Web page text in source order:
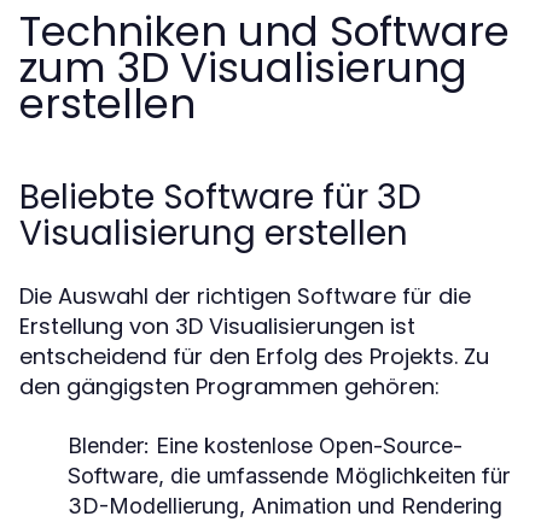
Techniken und Software
zum 3D Visualisierung
erstellen
Beliebte Software für 3D
Visualisierung erstellen
Die Auswahl der richtigen Software für die
Erstellung von 3D Visualisierungen ist
entscheidend für den Erfolg des Projekts. Zu
den gängigsten Programmen gehören:
Blender: Eine kostenlose Open-Source-
Software, die umfassende Möglichkeiten für
3D-Modellierung, Animation und Rendering